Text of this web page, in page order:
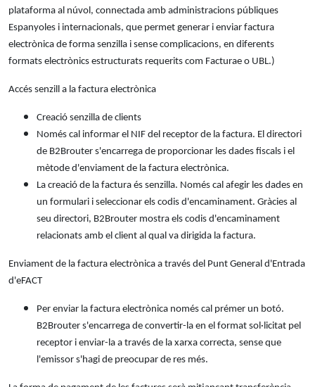
plataforma al núvol, connectada amb administracions públiques
Espanyoles i internacionals, que permet generar i enviar factura
electrònica de forma senzilla i sense complicacions, en diferents
formats electrònics estructurats requerits com Facturae o UBL.)
Accés senzill a la factura electrònica
Creació senzilla de clients
Només cal informar el NIF del receptor de la factura. El directori
de B2Brouter s'encarrega de proporcionar les dades fiscals i el
mètode d'enviament de la factura electrònica.
La creació de la factura és senzilla. Només cal afegir les dades en
un formulari i seleccionar els codis d'encaminament. Gràcies al
seu directori, B2Brouter mostra els codis d'encaminament
relacionats amb el client al qual va dirigida la factura.
Enviament de la factura electrònica a través del Punt General d'Entrada
d'eFACT
Per enviar la factura electrònica només cal prémer un botó.
B2Brouter s'encarrega de convertir-la en el format sol·licitat pel
receptor i enviar-la a través de la xarxa correcta, sense que
l'emissor s'hagi de preocupar de res més.